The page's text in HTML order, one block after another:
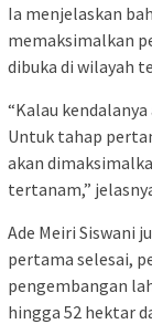
Ia menjelaskan
memaksimalkan
dibuka di wilayah
“Kalau
Untuk tahap
akan
tertanam,”
Ade Meiri Siswani
pertama selesai,
pengembangan
hingga 52 hektar